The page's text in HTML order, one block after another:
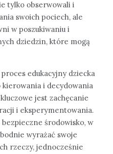
tylko obserwowali i
swoich pociech, ale
w poszukiwaniu i
dziedzin, które mogą
edukacyjny dziecka
kierowania i decydowania
jest zachęcanie
i eksperymentowania.
środowisko, w
wyrażać swoje
rzeczy, jednocześnie